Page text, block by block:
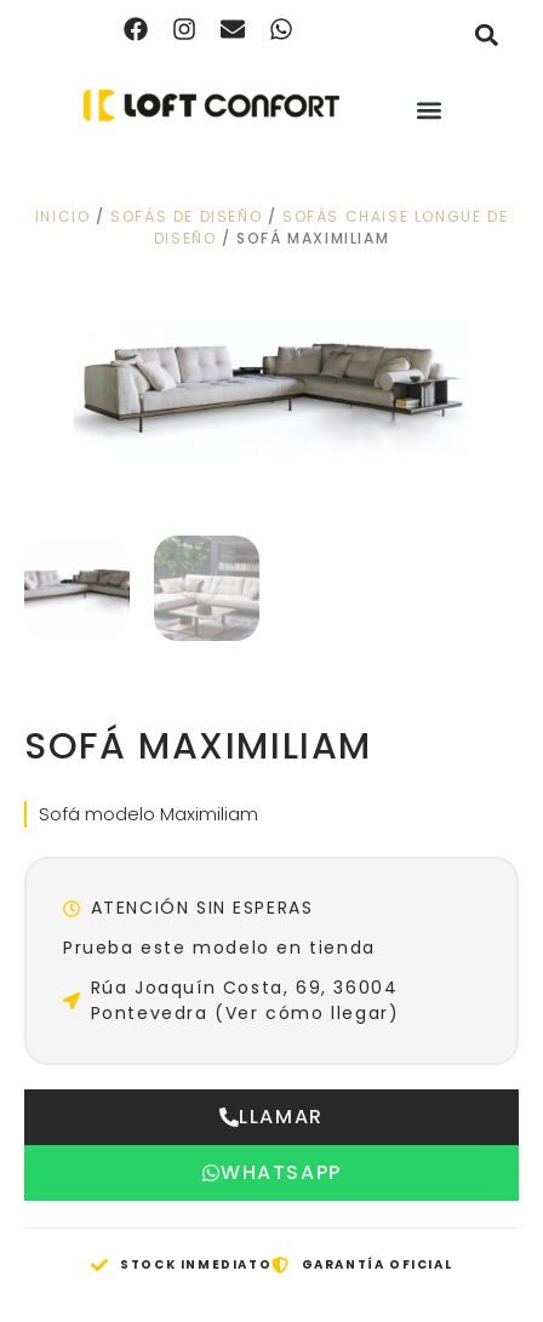
INICIO / SOFÁS DE DISEÑO / SOFÁS CHAISE LONGUE DE
DISEÑO / SOFÁ MAXIMILIAM
SOFÁ MAXIMILIAM
Sofá modelo Maximiliam
ATENCIÓN SIN ESPERAS
Prueba este modelo en tienda
Rúa Joaquín Costa, 69, 36004
Pontevedra (Ver cómo llegar)
LLAMAR
WHATSAPP
STOCK INMEDIATO GARANTÍA OFICIAL